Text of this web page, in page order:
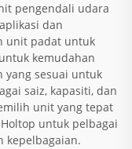
pengendali udara
dan
unit padat untuk
kemudahan
yang sesuai untuk
saiz, kapasiti, dan
unit yang tepat
untuk pelbagai
kepelbagaian.